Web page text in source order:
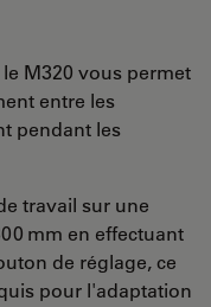
M320 vous permet
entre les
pendant les
travail sur une
mm en effectuant
de réglage, ce
pour l'adaptation